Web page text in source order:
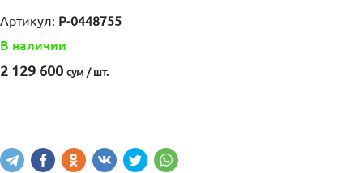
Артикул: P-0448755
В наличии
2 129 600 сум / шт.